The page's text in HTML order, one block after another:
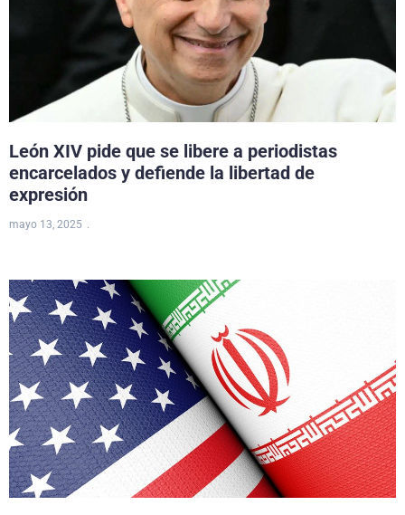
León XIV pide que se libere a periodistas
encarcelados y defiende la libertad de
expresión
mayo 13, 2025